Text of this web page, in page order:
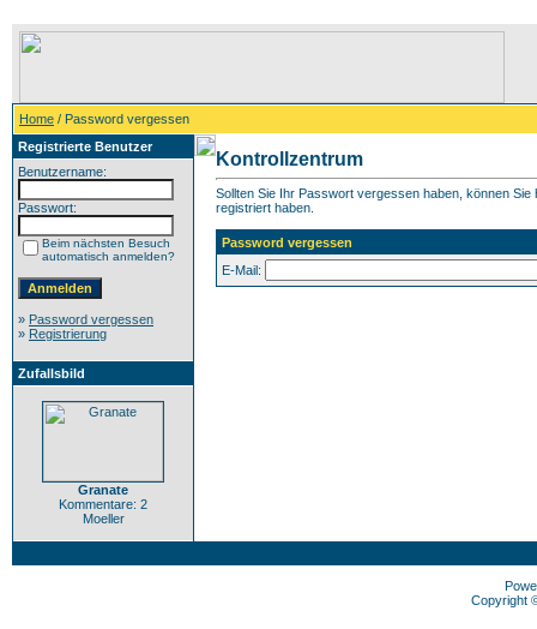
Home / Password vergessen
Registrierte Benutzer
Benutzername:
Passwort:
Beim nächsten Besuch
automatisch anmelden?
» Password vergessen
» Registrierung
Zufallsbild
Granate
Kommentare: 2
Moeller
Kontrollzentrum
Sollten Sie Ihr Passwort vergessen haben, können
registriert haben.
Password vergessen
E-Mail:
Copyright